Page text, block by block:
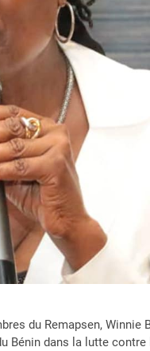
du Remapsen, Winnie
dans la lutte